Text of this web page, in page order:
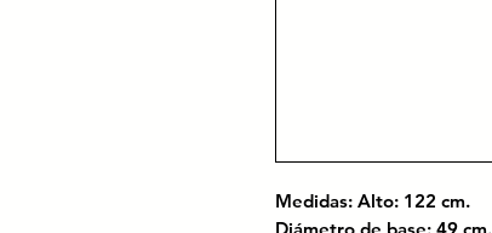
Medidas: Alto: 122 cm.